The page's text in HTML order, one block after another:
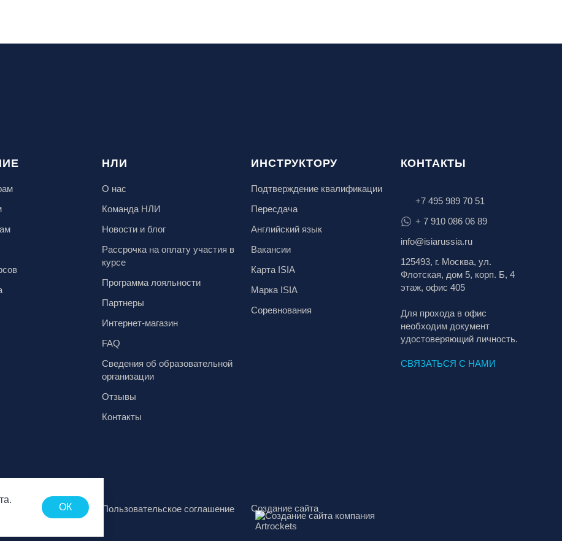
ОК
НЛИ
О нас
Команда НЛИ
Новости и блог
Рассрочка на оплату участия в
курсе
Программа лояльности
Партнеры
Интернет-магазин
FAQ
Сведения об образовательной
организации
Отзывы
Контакты
ИНСТРУКТОРУ
Подтверждение квалификации
Пересдача
Английский язык
Вакансии
Карта ISIA
Марка ISIA
Соревнования
КОНТАКТЫ
+7 495 989 70 51
+ 7 910 086 06 89
info@isiarussia.ru
125493, г. Москва, ул.
Флотская, дом 5, корп. Б, 4
этаж, офис 405
Для прохода в офис
необходим документ
удостоверяющий личность.
СВЯЗАТЬСЯ С НАМИ
данных
Пользовательское соглашение Создание сайта